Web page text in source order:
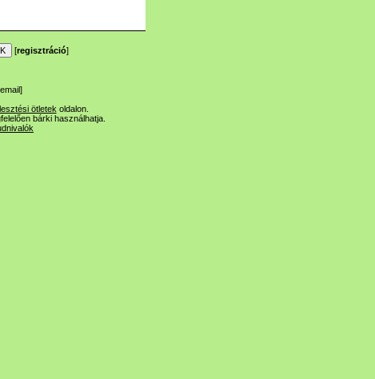
[regisztráció]
email]
ötletek oldalon.
bárki használhatja.